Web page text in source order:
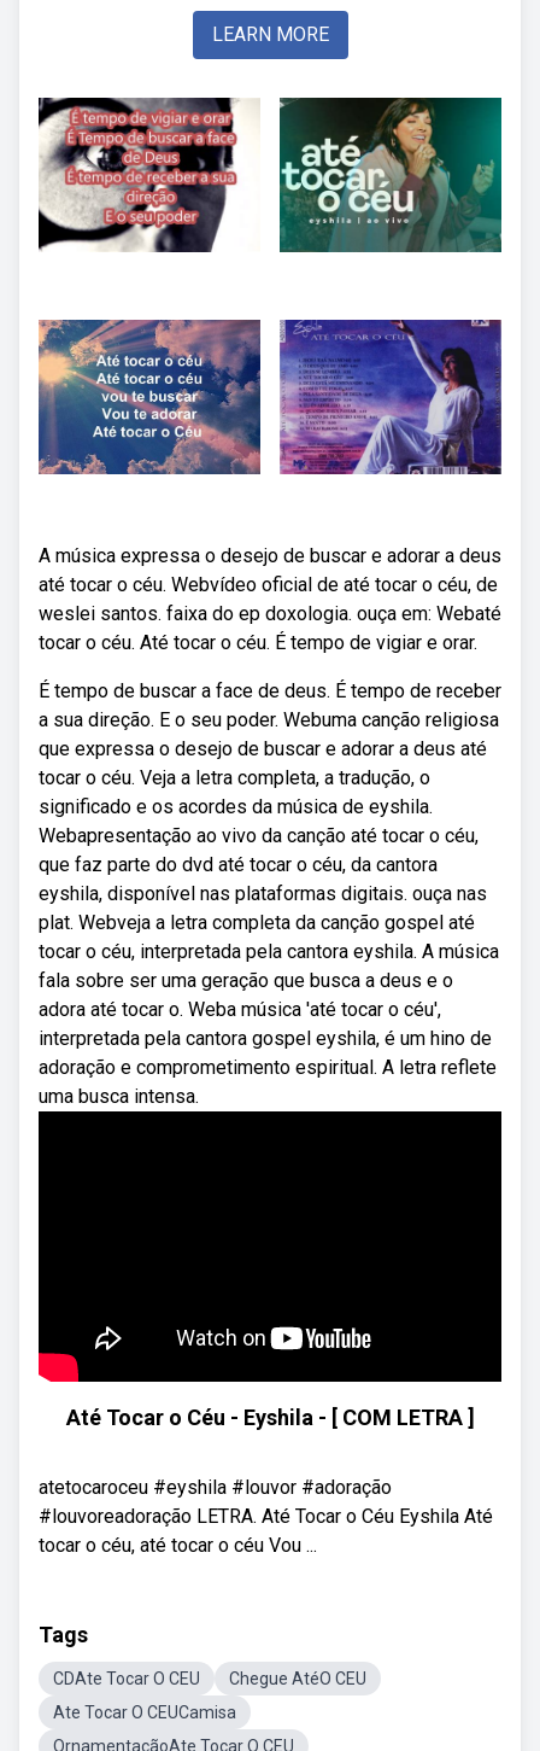
LEARN MORE
A música expressa o desejo de buscar e adorar a deus
até tocar o céu. Webvídeo oficial de até tocar o céu, de
weslei santos. faixa do ep doxologia. ouça em: Webaté
tocar o céu. Até tocar o céu. É tempo de vigiar e orar.
É tempo de buscar a face de deus. É tempo de receber
a sua direção. E o seu poder. Webuma canção religiosa
que expressa o desejo de buscar e adorar a deus até
tocar o céu. Veja a letra completa, a tradução, o
significado e os acordes da música de eyshila.
Webapresentação ao vivo da canção até tocar o céu,
que faz parte do dvd até tocar o céu, da cantora
eyshila, disponível nas plataformas digitais. ouça nas
plat. Webveja a letra completa da canção gospel até
tocar o céu, interpretada pela cantora eyshila. A música
fala sobre ser uma geração que busca a deus e o
adora até tocar o. Weba música 'até tocar o céu',
interpretada pela cantora gospel eyshila, é um hino de
adoração e comprometimento espiritual. A letra reflete
uma busca intensa.
Até Tocar o Céu - Eyshila - [ COM LETRA ]
atetocaroceu #eyshila #louvor #adoração
#louvoreadoração LETRA. Até Tocar o Céu Eyshila Até
tocar o céu, até tocar o céu Vou ...
Tags
CDAte Tocar O CEU
Chegue AtéO CEU
Ate Tocar O CEUCamisa
OrnamentaçãoAte Tocar O CEU